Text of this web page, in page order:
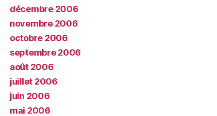
décembre 2006
novembre 2006
octobre 2006
septembre 2006
août 2006
juillet 2006
juin 2006
mai 2006